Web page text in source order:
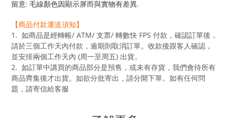
留意: 毛線顏色因顯示屏而與實物有差異.
【商品付款運送須知】
1. 如商品是經轉帳/ ATM/ 支票/ 轉數快 FPS 付款，確認訂單後，
請於三個工作天內付款，逾期則取消訂單。收款後跟客人確認，
並安排兩個工作天內 (周一至周五) 出貨。
2. 如訂單中講買的商品部分是預售，或未有存貨，我們會待所有
商品齊集後才出貨。如欲分批寄出，請分開下單。如有任何問
題，請寄信給客服